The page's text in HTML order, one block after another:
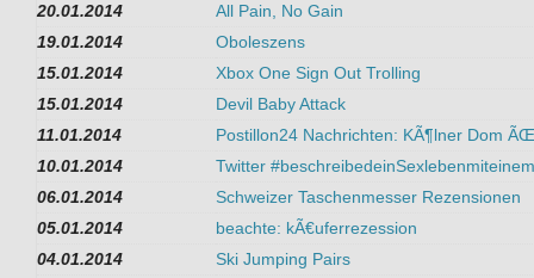
20.01.2014
All Pain, No Gain
19.01.2014
Oboleszens
15.01.2014
Xbox One Sign Out Trolling
15.01.2014
Devil Baby Attack
11.01.2014
Postillon24 Nachrichten: KÃ¶lner Dom
10.01.2014
Twitter
06.01.2014
Schweizer Taschenmesser Rezensionen
05.01.2014
beachte: kÃ€uferrezession
04.01.2014
Ski Jumping Pairs